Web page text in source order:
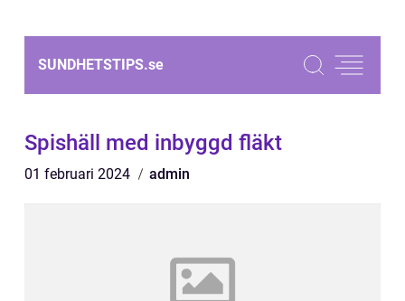
SUNDHETSTIPS.se
Spishäll med inbyggd fläkt
01 februari 2024 admin